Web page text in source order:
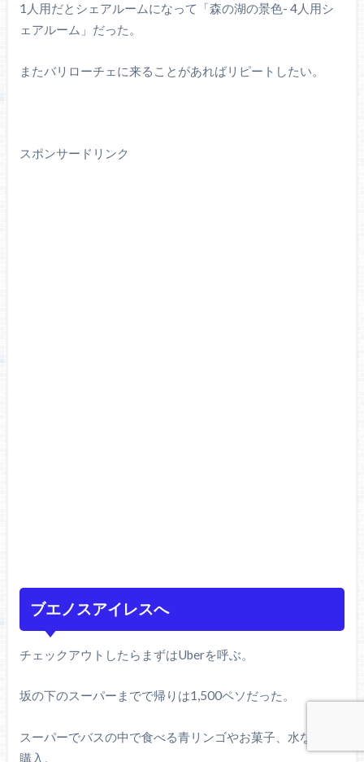
1人用だとシェアルームになって「森の湖の景色- 4人用シ
ェアルーム」だった。
またバリローチェに来ることがあればリピートしたい。
スポンサードリンク
ブエノスアイレスへ
チェックアウトしたらまずはUberを呼ぶ。
坂の下のスーパーまでで帰りは1,500ペソだった。
スーパーでバスの中で食べる青リンゴやお菓子、水などを
購入。